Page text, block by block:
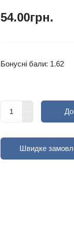
54.00грн.
Бонусні бали: 1.62
Швидке